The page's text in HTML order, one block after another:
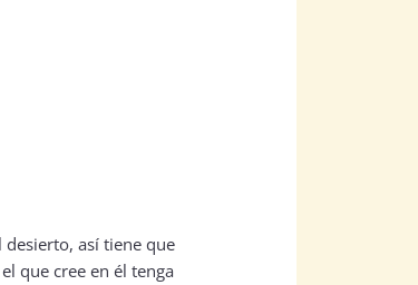
así tiene que
que cree en él tenga